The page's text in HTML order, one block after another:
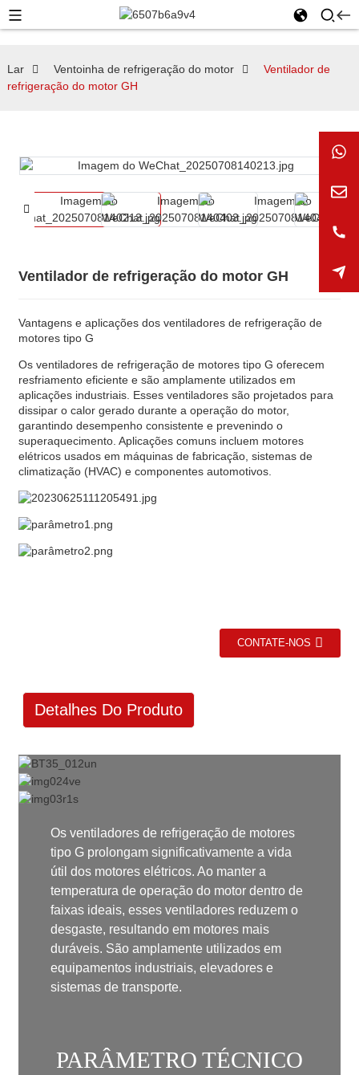
Lar Ventoinha de refrigeração do motor
Ventilador de
refrigeração do motor GH
Ventilador de refrigeração do motor GH
Vantagens e aplicações dos ventiladores de refrigeração de
motores tipo G
Os ventiladores de refrigeração de motores tipo G oferecem
resfriamento eficiente e são amplamente utilizados em
aplicações industriais. Esses ventiladores são projetados para
dissipar o calor gerado durante a operação do motor,
garantindo desempenho consistente e prevenindo o
superaquecimento. Aplicações comuns incluem motores
elétricos usados ​​em máquinas de fabricação, sistemas de
climatização (HVAC) e componentes automotivos.
CONTATE-NOS
Detalhes Do Produto
Os ventiladores de refrigeração de motores
tipo G prolongam significativamente a vida
útil dos motores elétricos. Ao manter a
temperatura de operação do motor dentro de
faixas ideais, esses ventiladores reduzem o
desgaste, resultando em motores mais
duráveis. São amplamente utilizados em
equipamentos industriais, elevadores e
sistemas de transporte.
PARÂMETRO TÉCNICO